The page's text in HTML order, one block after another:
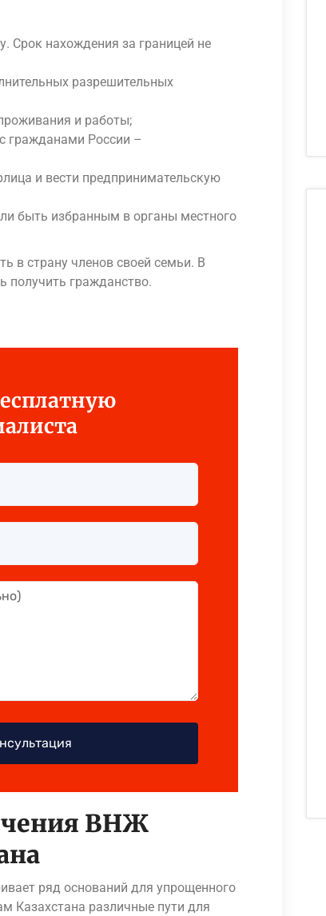
Срок нахождения за границей не
разрешительных
и работы;
гражданами России –
и вести предпринимательскую
быть избранным в органы местного
в страну членов своей семьи. В
получить гражданство.
ВНЖ
ряд оснований для упрощенного
Казахстана различные пути для